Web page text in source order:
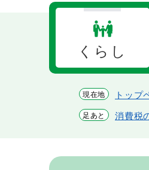
くらし
現在地 トップ
足あと 消費税
本